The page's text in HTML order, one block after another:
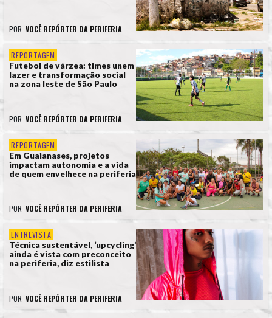
POR VOCÊ REPÓRTER DA PERIFERIA
REPORTAGEM
Futebol de várzea: times unem
lazer e transformação social
na zona leste de São Paulo
POR VOCÊ REPÓRTER DA PERIFERIA
REPORTAGEM
Em Guaianases, projetos
impactam autonomia e a vida
de quem envelhece na periferia
POR VOCÊ REPÓRTER DA PERIFERIA
ENTREVISTA
Técnica sustentável, ‘upcycling’
ainda é vista com preconceito
na periferia, diz estilista
POR VOCÊ REPÓRTER DA PERIFERIA